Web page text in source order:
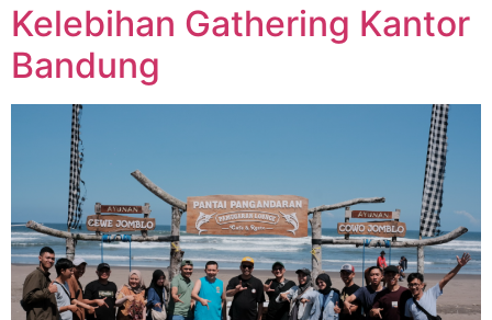
Kelebihan Gathering Kantor
Bandung